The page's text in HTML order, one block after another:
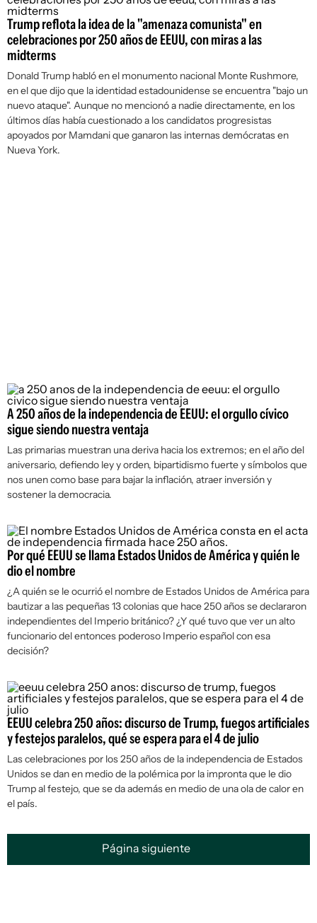
Trump reflota la idea de la "amenaza comunista" en
celebraciones por 250 años de EEUU, con miras a las
midterms
Donald Trump habló en el monumento nacional Monte Rushmore,
en el que dijo que la identidad estadounidense se encuentra "bajo un
nuevo ataque". Aunque no mencionó a nadie directamente, en los
últimos días había cuestionado a los candidatos progresistas
apoyados por Mamdani que ganaron las internas demócratas en
Nueva York.
A 250 años de la independencia de EEUU: el orgullo cívico
sigue siendo nuestra ventaja
Las primarias muestran una deriva hacia los extremos; en el año del
aniversario, defiendo ley y orden, bipartidismo fuerte y símbolos que
nos unen como base para bajar la inflación, atraer inversión y
sostener la democracia.
Por qué EEUU se llama Estados Unidos de América y quién le
dio el nombre
¿A quién se le ocurrió el nombre de Estados Unidos de América para
bautizar a las pequeñas 13 colonias que hace 250 años se declararon
independientes del Imperio británico? ¿Y qué tuvo que ver un alto
funcionario del entonces poderoso Imperio español con esa
decisión?
EEUU celebra 250 años: discurso de Trump, fuegos artificiales
y festejos paralelos, qué se espera para el 4 de julio
Las celebraciones por los 250 años de la independencia de Estados
Unidos se dan en medio de la polémica por la impronta que le dio
Trump al festejo, que se da además en medio de una ola de calor en
el país.
Página siguiente